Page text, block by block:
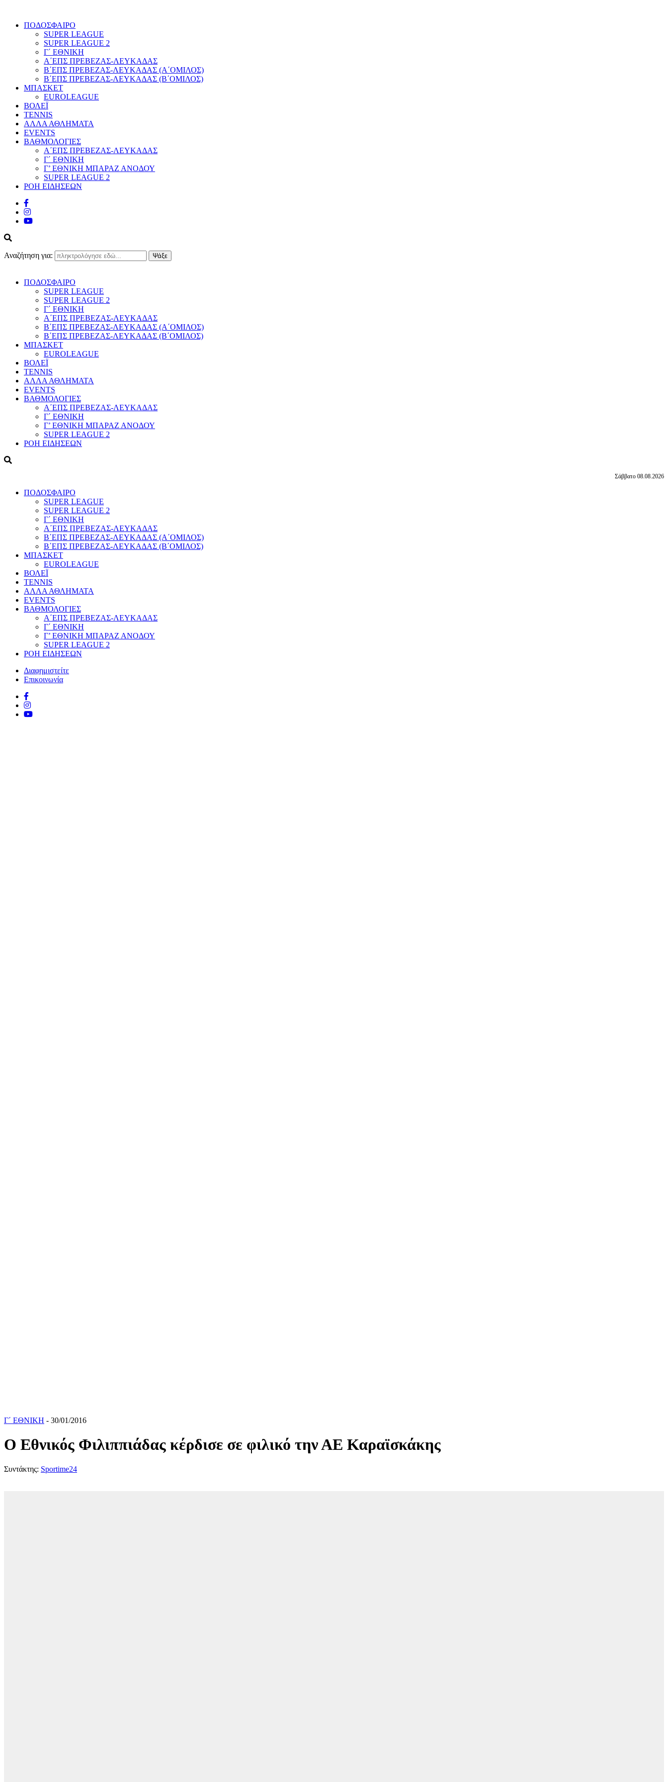
ΠΟΔΟΣΦΑΙΡΟ
SUPER LEAGUE
SUPER LEAGUE 2
Γ΄ ΕΘΝΙΚΗ
Α΄ΕΠΣ ΠΡΕΒΕΖΑΣ-ΛΕΥΚΑΔΑΣ
Β΄ΕΠΣ ΠΡΕΒΕΖΑΣ-ΛΕΥΚΑΔΑΣ (Α΄ΟΜΙΛΟΣ)
Β΄ΕΠΣ ΠΡΕΒΕΖΑΣ-ΛΕΥΚΑΔΑΣ (Β΄ΟΜΙΛΟΣ)
ΜΠΑΣΚΕΤ
EUROLEAGUE
ΒΟΛΕΪ
TENNIS
ΑΛΛΑ ΑΘΛΗΜΑΤΑ
EVENTS
ΒΑΘΜΟΛΟΓΙΕΣ
Α΄ΕΠΣ ΠΡΕΒΕΖΑΣ-ΛΕΥΚΑΔΑΣ
Γ΄ ΕΘΝΙΚΗ
Γ’ ΕΘΝΙΚΗ ΜΠΑΡΑΖ ΑΝΟΔΟΥ
SUPER LEAGUE 2
ΡΟΗ ΕΙΔΗΣΕΩΝ
Αναζήτηση για:
ΠΟΔΟΣΦΑΙΡΟ
SUPER LEAGUE
SUPER LEAGUE 2
Γ΄ ΕΘΝΙΚΗ
Α΄ΕΠΣ ΠΡΕΒΕΖΑΣ-ΛΕΥΚΑΔΑΣ
Β΄ΕΠΣ ΠΡΕΒΕΖΑΣ-ΛΕΥΚΑΔΑΣ (Α΄ΟΜΙΛΟΣ)
Β΄ΕΠΣ ΠΡΕΒΕΖΑΣ-ΛΕΥΚΑΔΑΣ (Β΄ΟΜΙΛΟΣ)
ΜΠΑΣΚΕΤ
EUROLEAGUE
ΒΟΛΕΪ
TENNIS
ΑΛΛΑ ΑΘΛΗΜΑΤΑ
EVENTS
ΒΑΘΜΟΛΟΓΙΕΣ
Α΄ΕΠΣ ΠΡΕΒΕΖΑΣ-ΛΕΥΚΑΔΑΣ
Γ΄ ΕΘΝΙΚΗ
Γ’ ΕΘΝΙΚΗ ΜΠΑΡΑΖ ΑΝΟΔΟΥ
SUPER LEAGUE 2
ΡΟΗ ΕΙΔΗΣΕΩΝ
Σάββατο 08.08.2026
ΠΟΔΟΣΦΑΙΡΟ
SUPER LEAGUE
SUPER LEAGUE 2
Γ΄ ΕΘΝΙΚΗ
Α΄ΕΠΣ ΠΡΕΒΕΖΑΣ-ΛΕΥΚΑΔΑΣ
Β΄ΕΠΣ ΠΡΕΒΕΖΑΣ-ΛΕΥΚΑΔΑΣ (Α΄ΟΜΙΛΟΣ)
Β΄ΕΠΣ ΠΡΕΒΕΖΑΣ-ΛΕΥΚΑΔΑΣ (Β΄ΟΜΙΛΟΣ)
ΜΠΑΣΚΕΤ
EUROLEAGUE
ΒΟΛΕΪ
TENNIS
ΑΛΛΑ ΑΘΛΗΜΑΤΑ
EVENTS
ΒΑΘΜΟΛΟΓΙΕΣ
Α΄ΕΠΣ ΠΡΕΒΕΖΑΣ-ΛΕΥΚΑΔΑΣ
Γ΄ ΕΘΝΙΚΗ
Γ’ ΕΘΝΙΚΗ ΜΠΑΡΑΖ ΑΝΟΔΟΥ
SUPER LEAGUE 2
ΡΟΗ ΕΙΔΗΣΕΩΝ
Διαφημιστείτε
Επικοινωνία
Γ΄ ΕΘΝΙΚΗ - 30/01/2016
Ο Εθνικός Φιλιππιάδας κέρδισε σε φιλικό την ΑΕ Καραϊσκάκης
Συντάκτης: Sportime24